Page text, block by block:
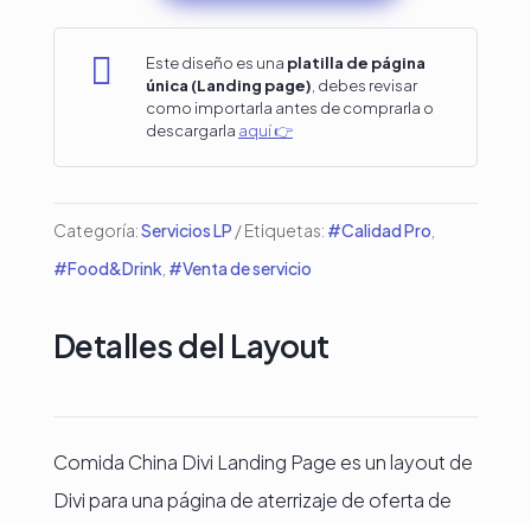
China Este diseño es una platilla de página
única (Landing page) , debes revisar
como importarla antes de comprarla o
descargarla aquí 👉
Categoría:Servicios LP Etiquetas: #Calidad Pro
#Food&Drink #Venta de servicio
Detalles del Layout
Comida China Divi Landing Page es un layout de
Divi para una página de aterrizaje de oferta de